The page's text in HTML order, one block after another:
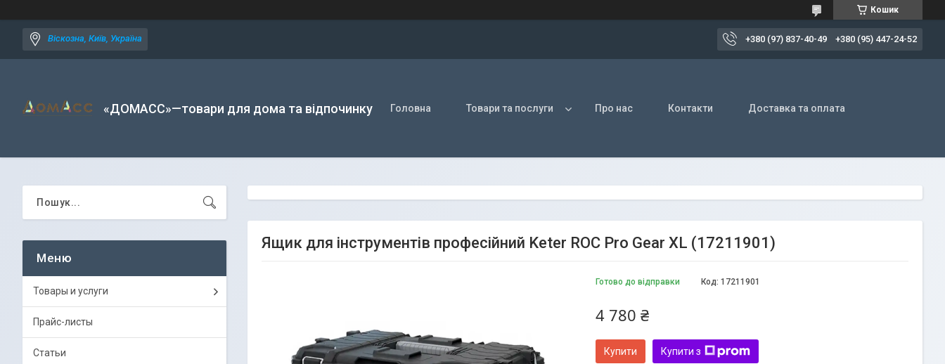
Кошик
Віскозна, Київ, Україна +380 (97) 837-40-49 +380 (95) 447-24-52
«ДОМАСС»—товари для дома та відпочинку Головна Товари та послуги Про нас Контакти Доставка та оплата
Ящик для інструментів професійний Keter ROC Pro Gear XL (17211901)
Готово до відправки Код: 17211901
4 780 ₴
Купити Купити з
Товары и услуги
Прайс-листы
Статьи